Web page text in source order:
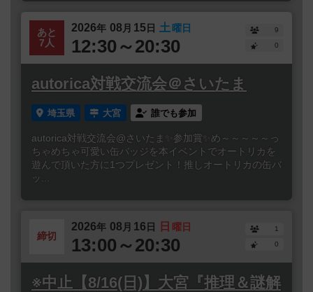
あと
7人
2026年 08 月 15日 土曜日
12:30～20:30
9
0
autorica対戦交流会＠さいたま
埼玉県 大宮 誰でも参加
autorica対戦交流会@さいたま✨参加賞✨め～～～～～っ
ちゃめちゃ可愛い缶バッジを本イベントでオートリカを
遊んで頂いた方に1つプレゼント！推しオートリカの缶バ
ッ...
締切
2026年 08 月 16日 日 曜日
13:00～20:30
1
0
※中止【8/16(日)】大宮『推理＆謎解